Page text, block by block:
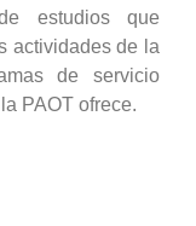
estudios que
actividades de la
de servicio
PAOT ofrece.